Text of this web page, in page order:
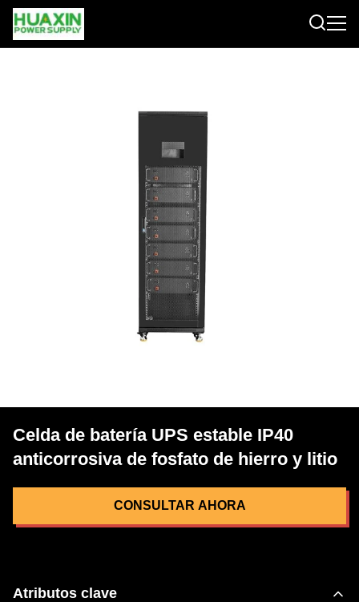
Celda de batería UPS estable IP40
anticorrosiva de fosfato de hierro y litio
CONSULTAR AHORA
Atributos clave